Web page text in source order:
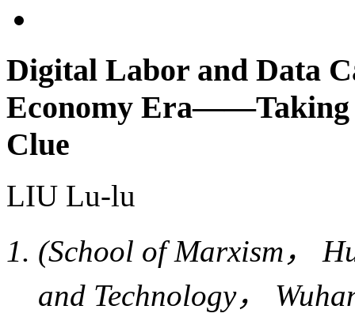
Digital Labor and Data
Economy Era——Taking
Clue
LIU Lu-lu
(School of Marxism，
and Technology，